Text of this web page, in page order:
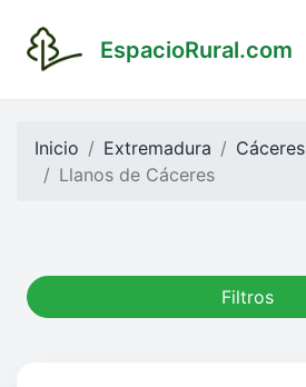
EspacioRural.com
Inicio Extremadura
Cáceres
Llanos de Cáceres
Filtros